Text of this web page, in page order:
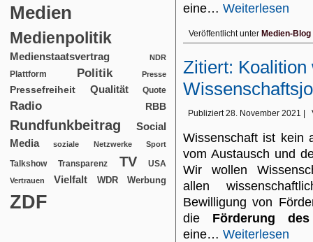
Medien
Medienpolitik
Medienstaatsvertrag NDR
Plattform Politik Presse
Pressefreiheit Qualität Quote
Radio RBB
Rundfunkbeitrag
Social
Media
soziale Netzwerke Sport
Talkshow Transparenz TV USA
Vertrauen Vielfalt WDR Werbung
ZDF
eine… Weiterlesen
Veröffentlicht unter Medien-Blog
Zitiert: Koalition
Publiziert 28. November 2021
Wissenschaft ist kein
vom Austausch und
Wir wollen
allen
Bewilligung von
die Förderung des
eine… Weiterlesen